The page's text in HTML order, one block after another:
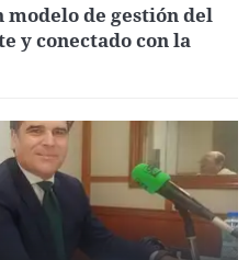
de gestión del
y conectado con la